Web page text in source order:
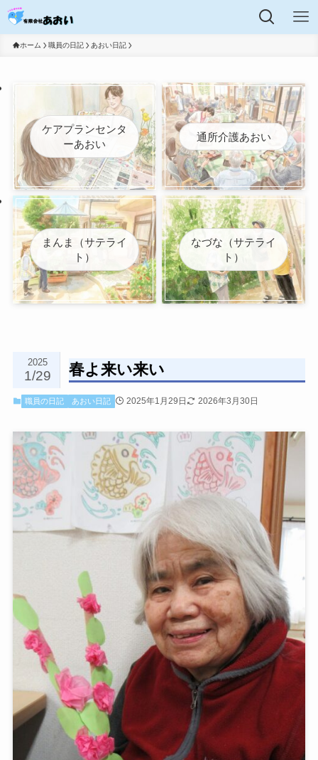
ホーム 職員の日記 あおい日記
ケアプランセンタ
ーあおい
通所介護あおい
まんま（サテライ
ト）
なづな（サテライ
ト）
春よ来い来い
2025
1/29
職員の日記 あおい日記 2025年1月29日 2026年3月30日